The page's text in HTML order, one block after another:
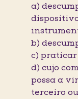
a)
b)
c) praticar
d) cujo
possa a
terceiro